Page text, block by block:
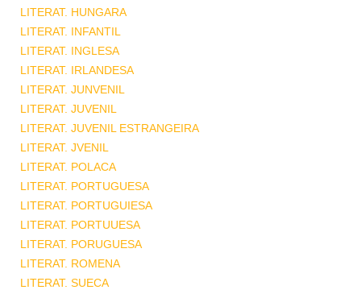
LITERAT. HUNGARA
LITERAT. INFANTIL
LITERAT. INGLESA
LITERAT. IRLANDESA
LITERAT. JUNVENIL
LITERAT. JUVENIL
LITERAT. JUVENIL ESTRANGEIRA
LITERAT. JVENIL
LITERAT. POLACA
LITERAT. PORTUGUESA
LITERAT. PORTUGUIESA
LITERAT. PORTUUESA
LITERAT. PORUGUESA
LITERAT. ROMENA
LITERAT. SUECA